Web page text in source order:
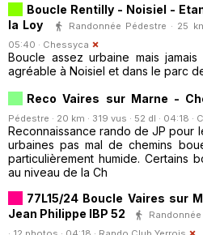
Boucle Rentilly - Noisiel -
la Loy
Randonnée Pédestre · 25
05:40 · Chessyca
Boucle assez urbaine mais
agréable à Noisiel et dans le parc
Reco Vaires sur Marne -
Pédestre · 20 km · 319 vus · 52 dl · 04:18 ·
Reconnaissance rando de JP pour
urbaines pas mal de chemins
particulièrement humide. Certains
au niveau de la Ch
77L15/24 Boucle Vaires sur
Jean Philippe IBP 52
Randonnée